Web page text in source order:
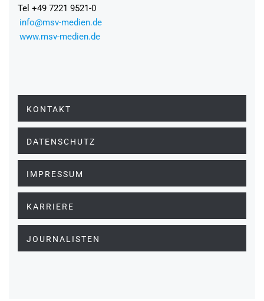
Tel +49 7221 9521-0
info@msv-medien.de
www.msv-medien.de
KONTAKT
DATENSCHUTZ
IMPRESSUM
KARRIERE
JOURNALISTEN